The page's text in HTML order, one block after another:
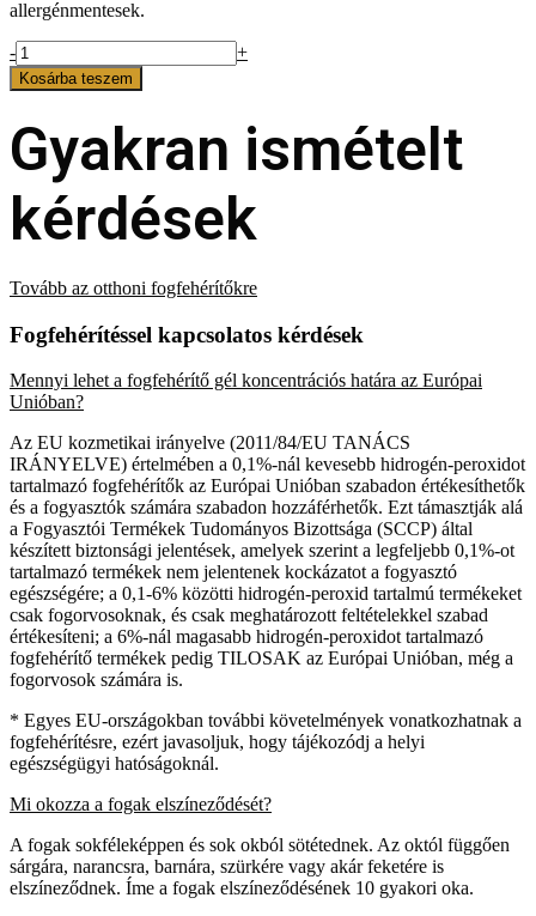
allergénmentesek.
BreathtakingSmile
Fogfehérítő
Szett
Alkalomra
mennyiség
- +
Kosárba teszem
Gyakran ismételt
kérdések
Tovább az otthoni fogfehérítőkre
Fogfehérítéssel kapcsolatos kérdések
Mennyi lehet a fogfehérítő gél koncentrációs határa az Európai
Unióban?
Az EU kozmetikai irányelve (2011/84/EU TANÁCS
IRÁNYELVE) értelmében a 0,1%-nál kevesebb hidrogén-peroxidot
tartalmazó fogfehérítők az Európai Unióban szabadon értékesíthetők
és a fogyasztók számára szabadon hozzáférhetők. Ezt támasztják alá
a Fogyasztói Termékek Tudományos Bizottsága (SCCP) által
készített biztonsági jelentések, amelyek szerint a legfeljebb 0,1%-ot
tartalmazó termékek nem jelentenek kockázatot a fogyasztó
egészségére; a 0,1-6% közötti hidrogén-peroxid tartalmú termékeket
csak fogorvosoknak, és csak meghatározott feltételekkel szabad
értékesíteni; a 6%-nál magasabb hidrogén-peroxidot tartalmazó
fogfehérítő termékek pedig TILOSAK az Európai Unióban, még a
fogorvosok számára is.
* Egyes EU-országokban további követelmények vonatkozhatnak a
fogfehérítésre, ezért javasoljuk, hogy tájékozódj a helyi
egészségügyi hatóságoknál.
Mi okozza a fogak elszíneződését?
A fogak sokféleképpen és sok okból sötétednek. Az októl függően
sárgára, narancsra, barnára, szürkére vagy akár feketére is
elszíneződnek. Íme a fogak elszíneződésének 10 gyakori oka.